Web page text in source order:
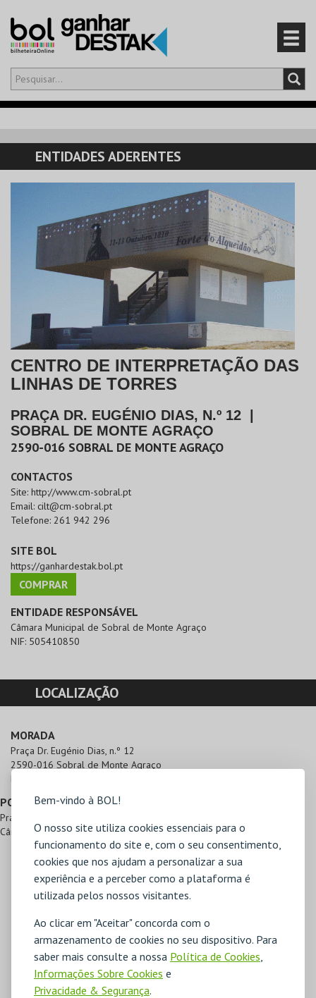
Bem-vindo à BOL!
O nosso site utiliza cookies essenciais para o
funcionamento do site e, com o seu consentimento,
cookies que nos ajudam a personalizar a sua
experiência e a perceber como a plataforma é
utilizada pelos nossos visitantes.
Ao clicar em "Aceitar" concorda com o
armazenamento de cookies no seu dispositivo. Para
saber mais consulte a nossa Política de Cookies,
Informações Sobre Cookies e
Privacidade & Segurança.
Olá,iniciar sessão
CARRINHO
EVENTOS
PRODUTOS
ENTIDADES ADERENTES
CENTRO DE INTERPRETAÇÃO DAS
LINHAS DE TORRES
PRAÇA DR. EUGÉNIO DIAS, N.º 12
SOBRAL DE MONTE AGRAÇO
2590-016 SOBRAL DE MONTE AGRAÇO
CONTACTOS
Site: http://www.cm-sobral.pt
Email: cilt@cm-sobral.pt
Telefone: 261 942 296
SITE BOL
https://ganhardestak.bol.pt
COMPRAR
ENTIDADE RESPONSÁVEL
Câmara Municipal de Sobral de Monte Agraço
NIF: 505410850
LOCALIZAÇÃO
MORADA
Praça Dr. Eugénio Dias, n.º 12
2590-016 Sobral de Monte Agraço
Direcções para Cent.Int.Linhas de Torres
PONTOS DE REFERÊNCIA
Praça Dr. Eugénio Dias
Câmara Municipal